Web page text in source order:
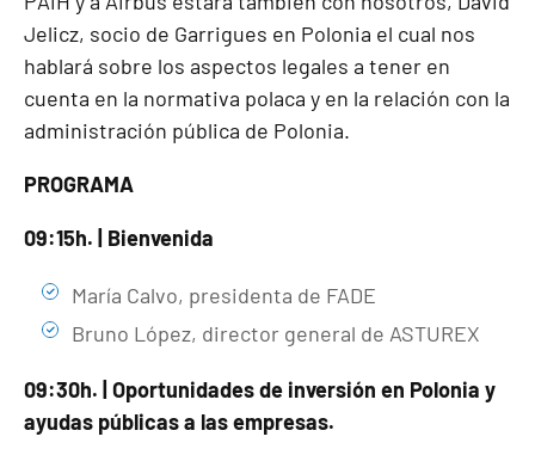
Jelicz, socio de Garrigues en Polonia el cual nos
hablará sobre los aspectos legales a tener en
cuenta en la normativa polaca y en la relación con la
administración pública de Polonia.
PROGRAMA
09:15h. | Bienvenida
María Calvo, presidenta de FADE
Bruno López, director general de ASTUREX
09:30h. | Oportunidades de inversión en Polonia y
ayudas públicas a las empresas.